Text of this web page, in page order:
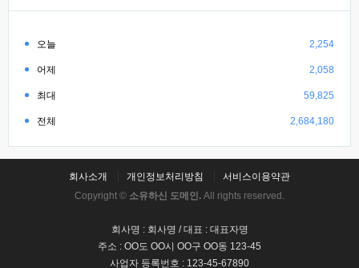
오늘 2,254
어제 2,058
최대 59,825
전체 2,684,180
회사소개 개인정보처리방침
서비스이용약관
Copyright © 소유하신 도메인. All rights reserved.
회사명 : 회사명 / 대표 : 대표자명
주소 : OO도 OO시 OO구 OO동 123-45
사업자 등록번호 : 123-45-67890